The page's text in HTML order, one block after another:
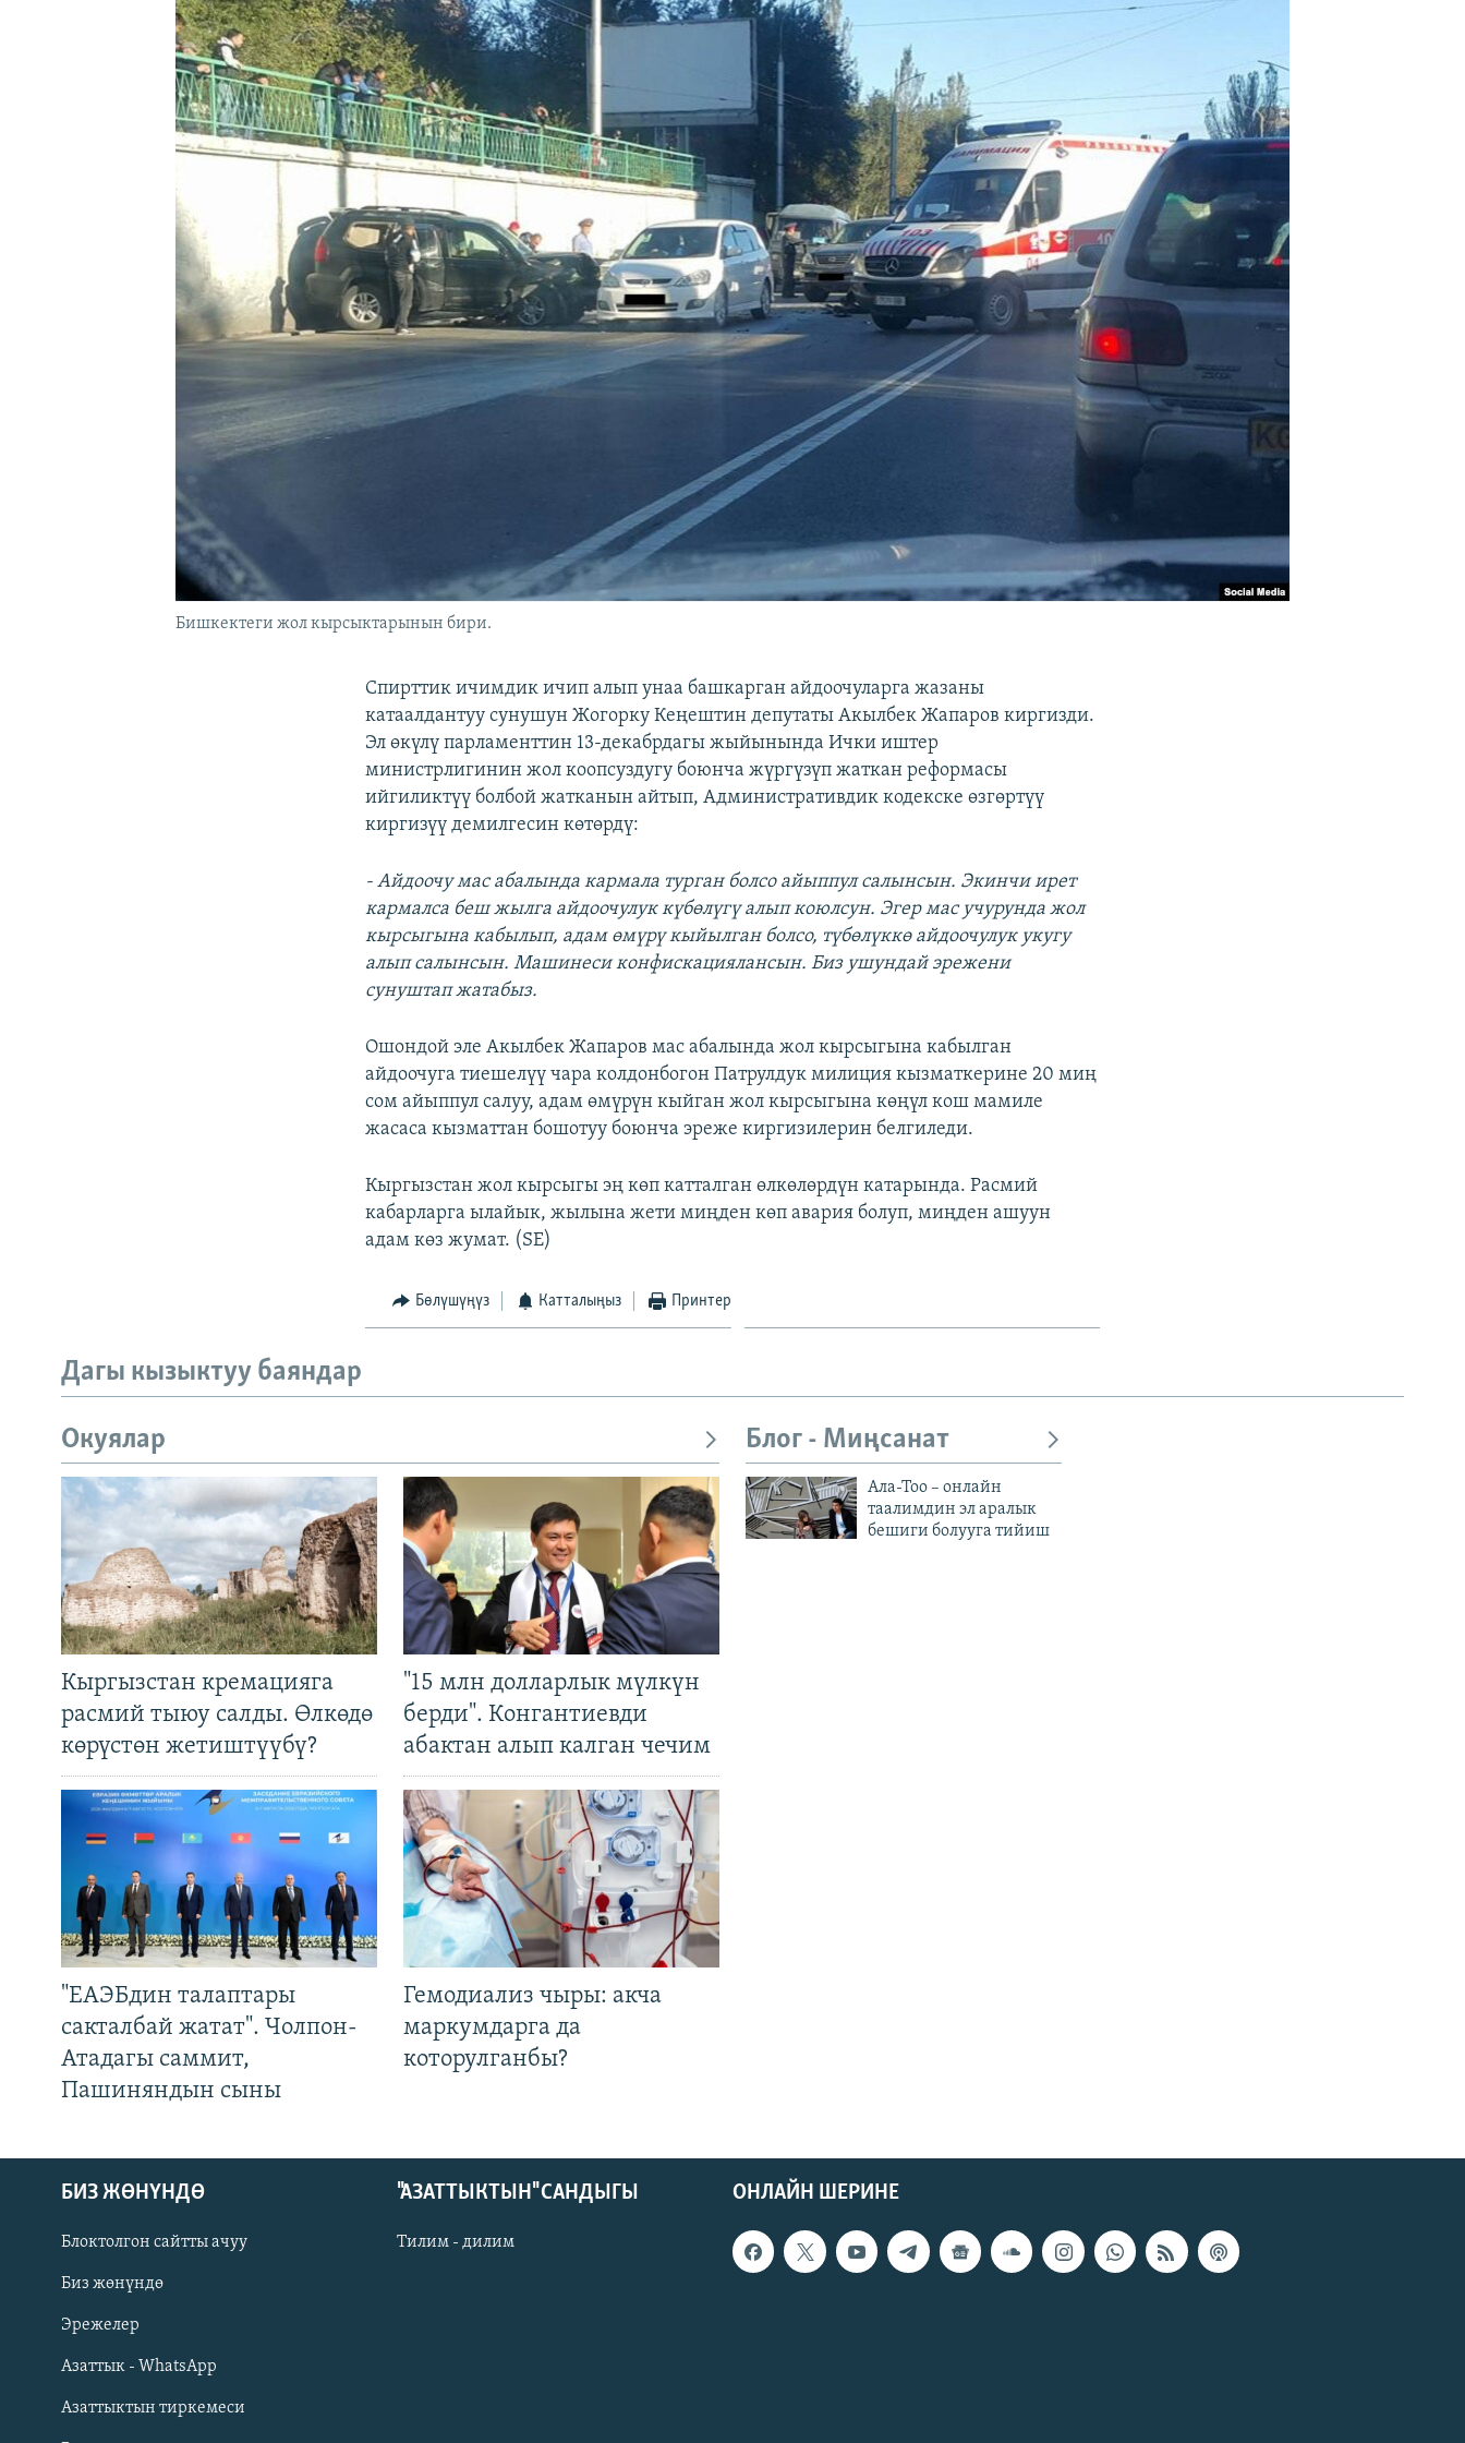
ЫҢГАЙСЫЗ СУРООЛОР
Русский
ОНЛАЙН ШЕРИНЕ
Бишкектеги жол кырсыктарынын бири.
Спирттик ичимдик ичип алып унаа башкарган айдоочуларга жазаны
катаалдантуу сунушун Жогорку Кеңештин депутаты Акылбек Жапаров киргизди.
Эл өкүлү парламенттин 13-декабрдагы жыйынында Ички иштер
министрлигинин жол коопсуздугу боюнча жүргүзүп жаткан реформасы
ийгиликтүү болбой жатканын айтып, Административдик кодекске өзгөртүү
киргизүү демилгесин көтөрдү:
- Айдоочу мас абалында кармала турган болсо айыппул салынсын. Экинчи ирет
кармалса беш жылга айдоочулук күбөлүгү алып коюлсун. Эгер мас учурунда жол
кырсыгына кабылып, адам өмүрү кыйылган болсо, түбөлүккө айдоочулук укугу
алып салынсын. Машинеси конфискациялансын. Биз ушундай эрежени
сунуштап жатабыз.
Ошондой эле Акылбек Жапаров мас абалында жол кырсыгына кабылган
айдоочуга тиешелүү чара колдонбогон Патрулдук милиция кызматкерине 20 миң
сом айыппул салуу, адам өмүрүн кыйган жол кырсыгына көңүл кош мамиле
жасаса кызматтан бошотуу боюнча эреже киргизилерин белгиледи.
Кыргызстан жол кырсыгы эң көп катталган өлкөлөрдүн катарында. Расмий
кабарларга ылайык, жылына жети миңден көп авария болуп, миңден ашуун
адам көз жумат. (SE)
Бөлүшүңүз Катталыңыз Принтер
Дагы кызыктуу баяндар
Окуялар
Кыргызстан кремацияга
расмий тыюу салды. Өлкөдө
көрүстөн жетиштүүбү?
"15 млн долларлык мүлкүн
берди". Конгантиевди
абактан алып калган чечим
"ЕАЭБдин талаптары
сакталбай жатат". Чолпон-
Атадагы саммит,
Пашиняндын сыны
Гемодиализ чыры: акча
маркумдарга да
которулганбы?
Блог - Миңсанат
Ала-Тоо – онлайн
таалимдин эл аралык
бешиги болууга тийиш
ОНЛАЙН ШЕРИНЕ
БИЗ ЖӨНҮНДӨ
Блоктолгон сайтты ачуу
Биз жөнүндө
Эрежелер
Азаттык - WhatsApp
Азаттыктын тиркемеси
"АЗАТТЫКТЫН" САНДЫГЫ
Тилим - дилим